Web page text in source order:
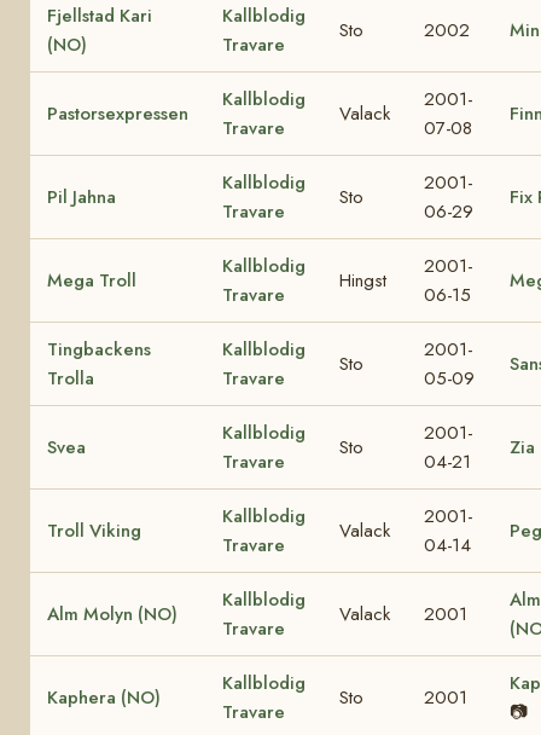
Fjellstad Kari
(NO)
Kallblodig
Travare
Sto 2002
Pastorsexpressen
Kallblodig
Travare
Valack
2001-
07-08
Pil Jahna
Kallblodig
Travare
Sto
2001-
06-29
Fix
Mega Troll
Kallblodig
Travare
Hingst
2001-
06-15
Tingbackens
Trolla
Kallblodig
Travare
Sto
2001-
05-09
Svea
Kallblodig
Travare
Sto
2001-
04-21
Zia
Troll Viking
Kallblodig
Travare
Valack
2001-
04-14
Alm Molyn (NO)
Kallblodig
Travare
Valack 2001
Kaphera (NO)
Kallblodig
Travare
Sto 2001
📷